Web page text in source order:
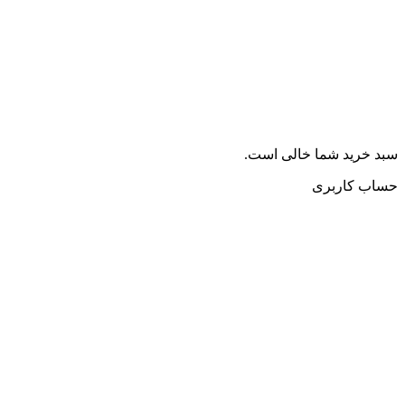
سبد خرید شما خالی است.
حساب کاربری